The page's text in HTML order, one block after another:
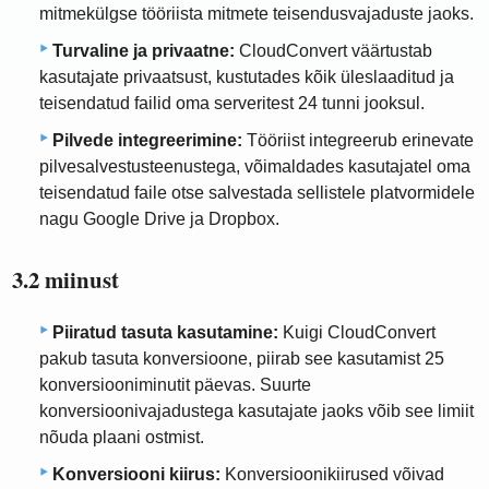
mitmekülgse tööriista mitmete teisendusvajaduste jaoks.
Turvaline ja privaatne: CloudConvert väärtustab
kasutajate privaatsust, kustutades kõik üleslaaditud ja
teisendatud failid oma serveritest 24 tunni jooksul.
Pilvede integreerimine: Tööriist integreerub erinevate
pilvesalvestusteenustega, võimaldades kasutajatel oma
teisendatud faile otse salvestada sellistele platvormidele
nagu Google Drive ja Dropbox.
3.2 miinust
Piiratud tasuta kasutamine: Kuigi CloudConvert
pakub tasuta konversioone, piirab see kasutamist 25
konversiooniminutit päevas. Suurte
konversioonivajadustega kasutajate jaoks võib see limiit
nõuda plaani ostmist.
Konversiooni kiirus: Konversioonikiirused võivad